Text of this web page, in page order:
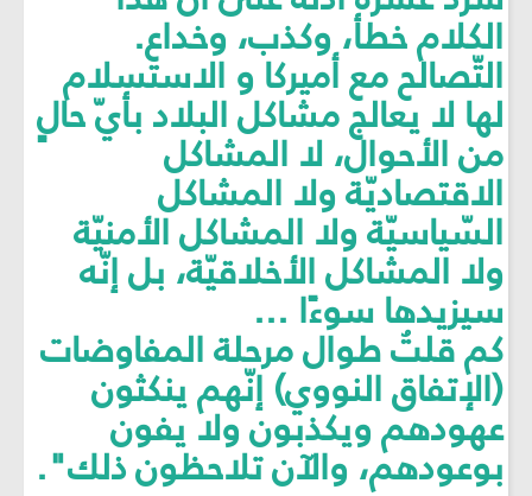
الكلام خطأ، وكذب، وخداع.
التّصالح مع أميركا و الاستسلام
لها لا يعالج مشاكل البلاد بأيّ حالٍ
من الأحوال، لا المشاكل
الاقتصاديّة ولا المشاكل
السّياسيّة ولا المشاكل الأمنيّة
ولا المشاكل الأخلاقيّة، بل إنّه
سيزيدها سوءًا ...
كم قلتُ طوال مرحلة المفاوضات
(الإتفاق النووي) إنّهم ينكثون
عهودهم ويكذبون ولا يفون
بوعودهم، والآن تلاحظون ذلك".